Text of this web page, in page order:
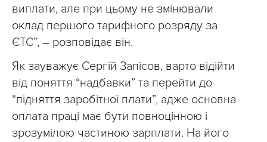
виплати, але при цьому не змінювали
оклад першого тарифного розряду за
ЄТС”, – розповідає він.
Як зауважує Сергій Запісов, варто відійти
від поняття “надбавки” та перейти до
“підняття заробітної плати”, адже основна
оплата праці має бути повноцінною і
зрозумілою частиною зарплати. На його